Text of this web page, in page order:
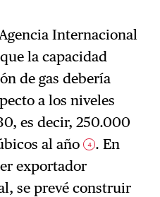
Internacional
la capacidad
de gas debería
a los niveles
es decir, 250.000
al año 4 . En
exportador
se prevé construir